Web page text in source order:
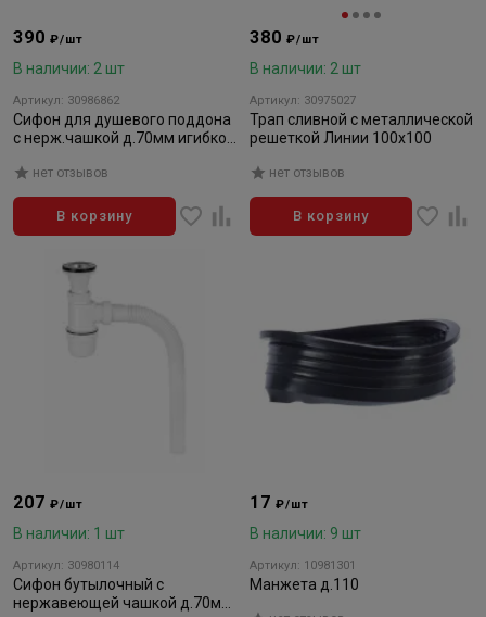
390₽/шт
В наличии: 2 шт
Артикул: 30986862
Сифон для душевого поддона
с нерж.чашкой д.70мм игибкой
нет отзывов
В корзину
380₽/шт
В наличии: 2 шт
Артикул: 30975027
Трап сливной с металлической
решеткой Линии 100х100
нет отзывов
В корзину
207₽/шт
В наличии: 1 шт
Артикул: 30980114
Сифон бутылочный с
нержавеющей чашкой д.70мм
17₽/шт
В наличии: 9 шт
Артикул: 10981301
Манжета д.110